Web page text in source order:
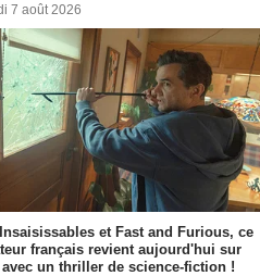
7 août 2026
et Fast and Furious, ce
français revient aujourd'hui sur
avec un thriller de science-fiction !